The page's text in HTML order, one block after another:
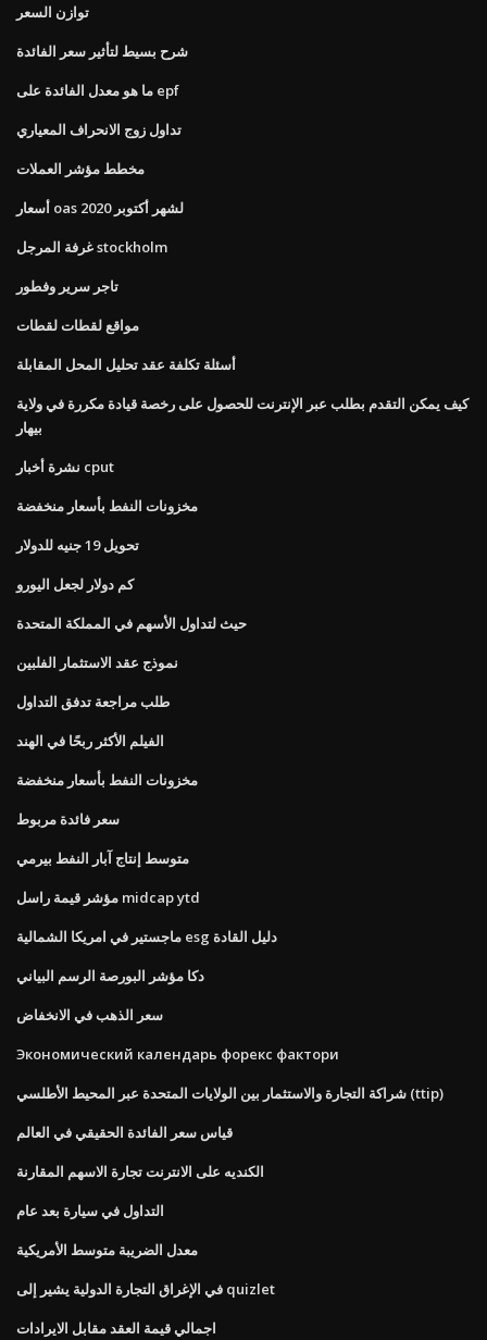
توازن السعر
شرح بسيط لتأثير سعر الفائدة
ما هو معدل الفائدة على epf
تداول زوج الانحراف المعياري
مخطط مؤشر العملات
أسعار oas لشهر أكتوبر 2020
غرفة المرجل stockholm
تاجر سرير وفطور
مواقع لقطات لقطات
أسئلة تكلفة عقد تحليل المحل المقابلة
كيف يمكن التقدم بطلب عبر الإنترنت للحصول على رخصة قيادة مكررة في ولاية
بيهار
نشرة أخبار cput
مخزونات النفط بأسعار منخفضة
تحويل 19 جنيه للدولار
كم دولار لجعل اليورو
حيث لتداول الأسهم في المملكة المتحدة
نموذج عقد الاستثمار الفلبين
طلب مراجعة تدفق التداول
الفيلم الأكثر ربحًا في الهند
مخزونات النفط بأسعار منخفضة
سعر فائدة مربوط
متوسط ​​إنتاج آبار النفط بيرمي
مؤشر قيمة راسل midcap ytd
ماجستير في امريكا الشمالية esg دليل القادة
دكا مؤشر البورصة الرسم البياني
سعر الذهب في الانخفاض
Экономический календарь форекс фактори
شراكة التجارة والاستثمار بين الولايات المتحدة عبر المحيط الأطلسي (ttip)
قياس سعر الفائدة الحقيقي في العالم
الكنديه على الانترنت تجارة الاسهم المقارنة
التداول في سيارة بعد عام
معدل الضريبة متوسط ​​الأمريكية
في الإغراق التجارة الدولية يشير إلى quizlet
اجمالي قيمة العقد مقابل الايرادات